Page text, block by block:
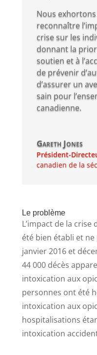
Nous
reconnaître
crise sur les
donnant la
soutien et à
de prévenir
d’assurer un
sain pour
canadienne.
Gareth Jones
Président-
canadien de la
Le problème
L’impact de la crise
été bien établi et
janvier 2016 et
44 000 décès
intoxication aux
personnes ont été
intoxication aux
hospitalisations
intoxication